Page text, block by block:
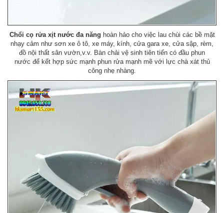
Chổi cọ rửa xịt nước đa năng hoàn hảo cho việc lau chùi các bề mặt
nhạy cảm như sơn xe ô tô, xe máy, kính, cửa gara xe, cửa sập, rèm,
đồ nội thất sân vườn,v.v. Bàn chải vệ sinh tiên tiến có đầu phun
nước để kết hợp sức mạnh phun rửa mạnh mẽ với lực chà xát thủ
công nhẹ nhàng.